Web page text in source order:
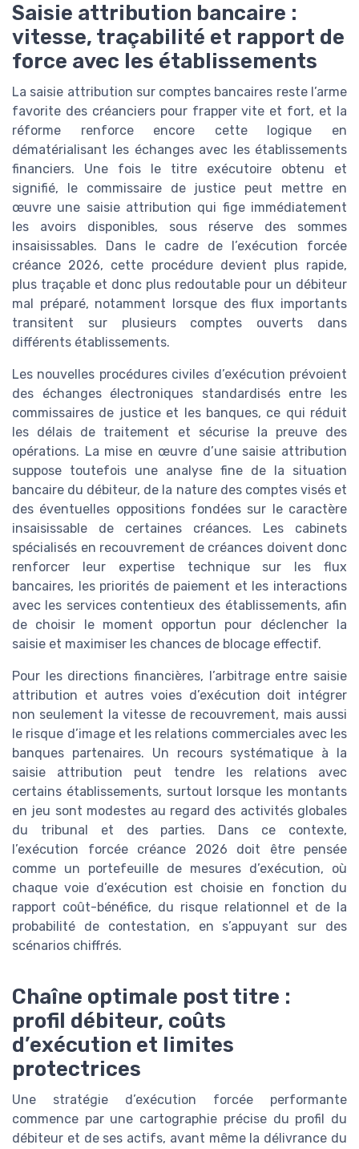
Saisie attribution bancaire :
vitesse, traçabilité et rapport de
force avec les établissements
La saisie attribution sur comptes bancaires reste l’arme
favorite des créanciers pour frapper vite et fort, et la
réforme renforce encore cette logique en
dématérialisant les échanges avec les établissements
financiers. Une fois le titre exécutoire obtenu et
signifié, le commissaire de justice peut mettre en
œuvre une saisie attribution qui fige immédiatement
les avoirs disponibles, sous réserve des sommes
insaisissables. Dans le cadre de l’exécution forcée
créance 2026, cette procédure devient plus rapide,
plus traçable et donc plus redoutable pour un débiteur
mal préparé, notamment lorsque des flux importants
transitent sur plusieurs comptes ouverts dans
différents établissements.
Les nouvelles procédures civiles d’exécution prévoient
des échanges électroniques standardisés entre les
commissaires de justice et les banques, ce qui réduit
les délais de traitement et sécurise la preuve des
opérations. La mise en œuvre d’une saisie attribution
suppose toutefois une analyse fine de la situation
bancaire du débiteur, de la nature des comptes visés et
des éventuelles oppositions fondées sur le caractère
insaisissable de certaines créances. Les cabinets
spécialisés en recouvrement de créances doivent donc
renforcer leur expertise technique sur les flux
bancaires, les priorités de paiement et les interactions
avec les services contentieux des établissements, afin
de choisir le moment opportun pour déclencher la
saisie et maximiser les chances de blocage effectif.
Pour les directions financières, l’arbitrage entre saisie
attribution et autres voies d’exécution doit intégrer
non seulement la vitesse de recouvrement, mais aussi
le risque d’image et les relations commerciales avec les
banques partenaires. Un recours systématique à la
saisie attribution peut tendre les relations avec
certains établissements, surtout lorsque les montants
en jeu sont modestes au regard des activités globales
du tribunal et des parties. Dans ce contexte,
l’exécution forcée créance 2026 doit être pensée
comme un portefeuille de mesures d’exécution, où
chaque voie d’exécution est choisie en fonction du
rapport coût-bénéfice, du risque relationnel et de la
probabilité de contestation, en s’appuyant sur des
scénarios chiffrés.
Chaîne optimale post titre :
profil débiteur, coûts
d’exécution et limites
protectrices
Une stratégie d’exécution forcée performante
commence par une cartographie précise du profil du
débiteur et de ses actifs, avant même la délivrance du